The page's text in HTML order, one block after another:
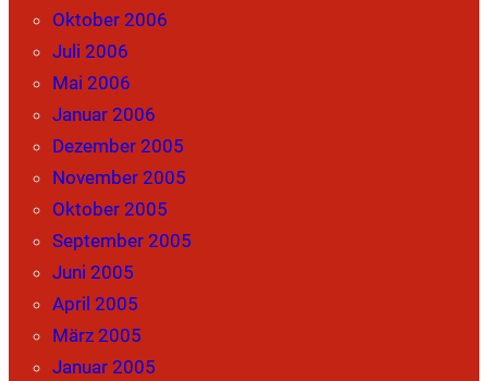
Oktober 2006
Juli 2006
Mai 2006
Januar 2006
Dezember 2005
November 2005
Oktober 2005
September 2005
Juni 2005
April 2005
März 2005
Januar 2005